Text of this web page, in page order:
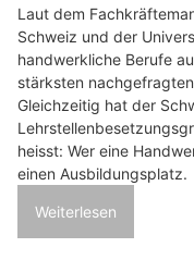
Laut dem
Schweiz und der
handwerkliche Berufe
stärksten
Gleichzeitig hat der
heisst: Wer eine
einen Ausbildungsplatz.
Weiterlesen